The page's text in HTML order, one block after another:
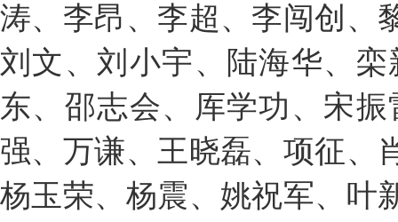
涛、李昂、李超、李闯创、
刘文、刘小宇、陆海华、
东、邵志会、厍学功、宋
强、万谦、王晓磊、项征、
杨玉荣、杨震、姚祝军、叶